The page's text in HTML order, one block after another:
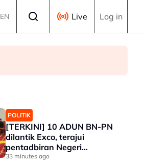
EN Live Log in
POLITIK
[TERKINI] 10 ADUN BN-PN
dilantik Exco, terajui
pentadbiran Negeri
Sembilan
33 minutes ago